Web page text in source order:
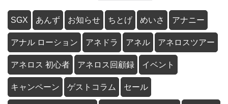
SGX あんず お知らせ ちとげ めいさ アナニー
アナル ローション アネドラ アネル アネロスツアー
アネロス 初心者 アネロス回顧録 イベント
キャンペーン ゲストコラム セール